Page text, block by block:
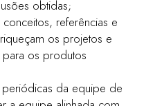
obtidas;
referências e
os projetos e
os produtos
periódicas da equipe de